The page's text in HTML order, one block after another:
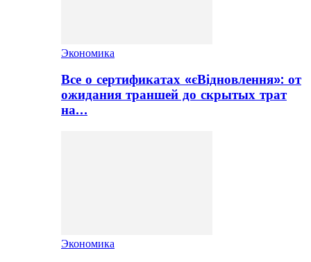
Экономика
Все о сертификатах «єВідновлення»: от
ожидания траншей до скрытых трат
на…
Экономика